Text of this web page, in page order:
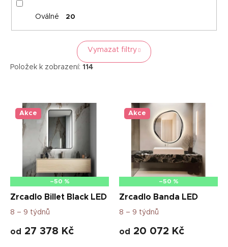
Oválné 20
Vymazat filtry
Položek k zobrazení: 114
u
t
Akce
–50 %
Zrcadlo Billet Black LED
8 – 9 týdnů
od 27 378 Kč
Akce
–50 %
Zrcadlo Banda LED
8 – 9 týdnů
od 20 072 Kč